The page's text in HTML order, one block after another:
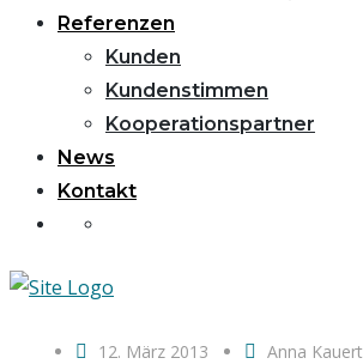
Referenzen
Kunden
Kundenstimmen
Kooperationspartner
News
Kontakt
12. März 2013 Anna Kauert